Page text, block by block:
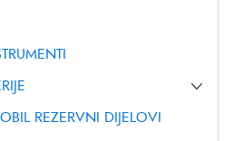
REZERVNI DIJELOVI